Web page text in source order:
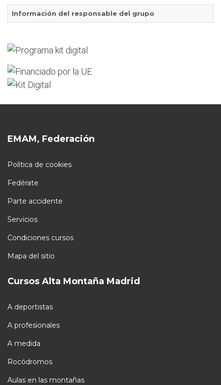
Información del responsable del grupo
EMAM, Federación
Política de cookies
Fedérate
Parte accidente
Servicios
Condiciones cursos
Mapa del sitio
Cursos Alta Montaña Madrid
A deportistas
A profesionales
A medida
Rocódromos
Aulas en las montañas